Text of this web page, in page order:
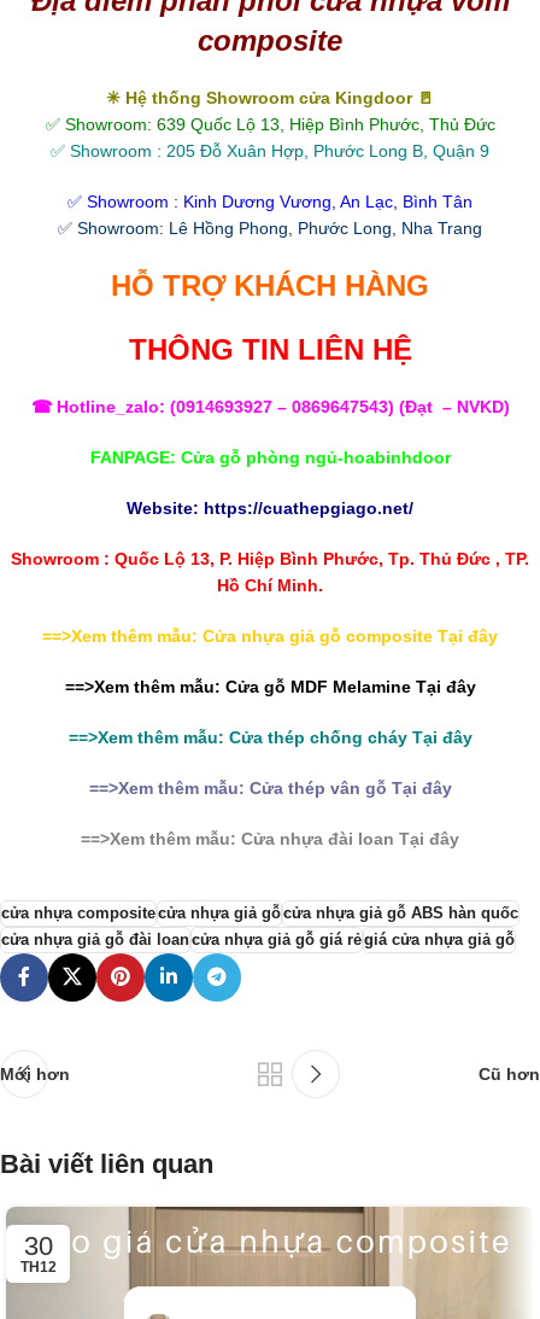
composite
✳ Hệ thống Showroom cửa Kingdoor 🚪
✅ Showroom: 639 Quốc Lộ 13, Hiệp Bình Phước, Thủ Đức
✅ Showroom : 205 Đỗ Xuân Hợp, Phước Long B, Quận 9
✅ Showroom : Kinh Dương Vương, An Lạc, Bình Tân
✅ Showroom: Lê Hồng Phong, Phước Long, Nha Trang
HỖ TRỢ KHÁCH HÀNG
THÔNG TIN LIÊN HỆ
☎ Hotline_zalo: (0914693927 – 0869647543) (Đạt – NVKD)
FANPAGE: Cửa gỗ phòng ngủ-hoabinhdoor
Website: https://cuathepgiago.net/
Showroom : Quốc Lộ 13, P. Hiệp Bình Phước, Tp. Thủ Đức , TP.
Hồ Chí Minh.
==>Xem thêm mẫu: Cửa nhựa giả gỗ composite Tại đây
==>Xem thêm mẫu: Cửa gỗ MDF MelamineTại đây
==>Xem thêm mẫu: Cửa thép chống cháyTại đây
==>Xem thêm mẫu: Cửa thép vân gỗ Tại đây
==>Xem thêm mẫu: Cửa nhựa đài loan Tại đây
cửa nhựa compositecửa nhựa giả gỗcửa nhựa giả gỗ ABS hàn quốc
cửa nhựa giả gỗ đài loancửa nhựa giả gỗ giá rẻgiá cửa nhựa giả gỗ
Mới hơn Cũ hơn
Bài viết liên quan
30
TH12